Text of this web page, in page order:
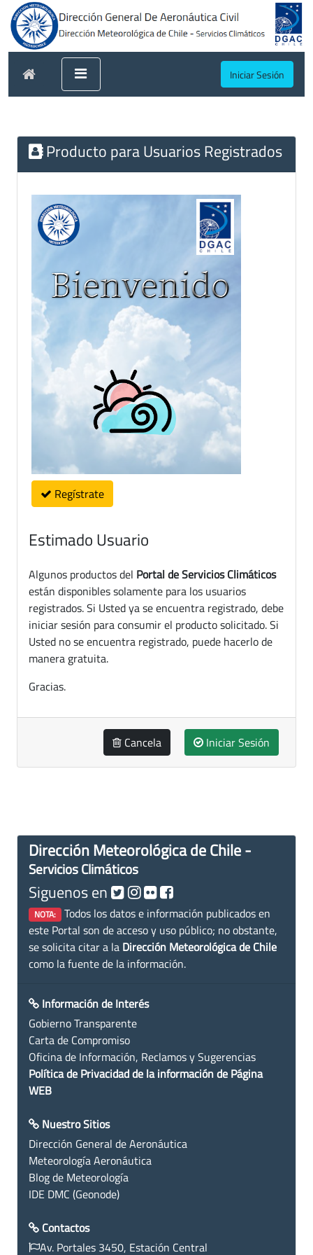
Iniciar Sesión
Producto para Usuarios Registrados
Regístrate
Estimado Usuario
Algunos productos del Portal de Servicios Climáticos
están disponibles solamente para los usuarios
registrados. Si Usted ya se encuentra registrado, debe
iniciar sesión para consumir el producto solicitado. Si
Usted no se encuentra registrado, puede hacerlo de
manera gratuita.
Gracias.
Cancela Iniciar Sesión
Dirección Meteorológica de Chile -
Servicios Climáticos
Siguenos en
NOTA: Todos los datos e información publicados en
este Portal son de acceso y uso público; no obstante,
se solicita citar a la Dirección Meteorológica de Chile
como la fuente de la información.
Información de Interés
Gobierno Transparente
Carta de Compromiso
Oficina de Información, Reclamos y Sugerencias
Política de Privacidad de la información de Página
WEB
Nuestro Sitios
Dirección General de Aeronáutica
Meteorología Aeronáutica
Blog de Meteorología
IDE DMC (Geonode)
Contactos
Av. Portales 3450, Estación Central